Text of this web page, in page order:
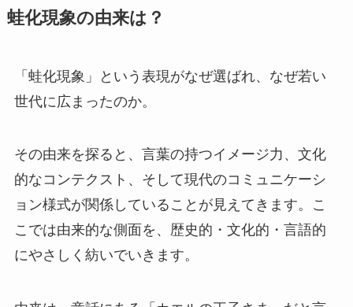
蛙化現象の由来は？
「蛙化現象」という表現がなぜ選ばれ、なぜ若い
世代に広まったのか。
その由来を探ると、言葉の持つイメージ力、文化
的なコンテクスト、そして現代のコミュニケーシ
ョン様式が関係していることが見えてきます。こ
こでは由来的な側面を、歴史的・文化的・言語的
にやさしく紡いでいきます。